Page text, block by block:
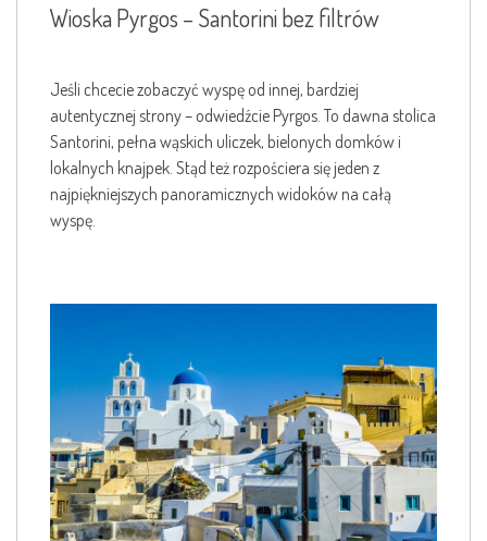
Wioska Pyrgos – Santorini bez filtrów
Jeśli chcecie zobaczyć wyspę od innej, bardziej
autentycznej strony – odwiedźcie Pyrgos. To dawna stolica
Santorini, pełna wąskich uliczek, bielonych domków i
lokalnych knajpek. Stąd też rozpościera się jeden z
najpiękniejszych panoramicznych widoków na całą
wyspę.